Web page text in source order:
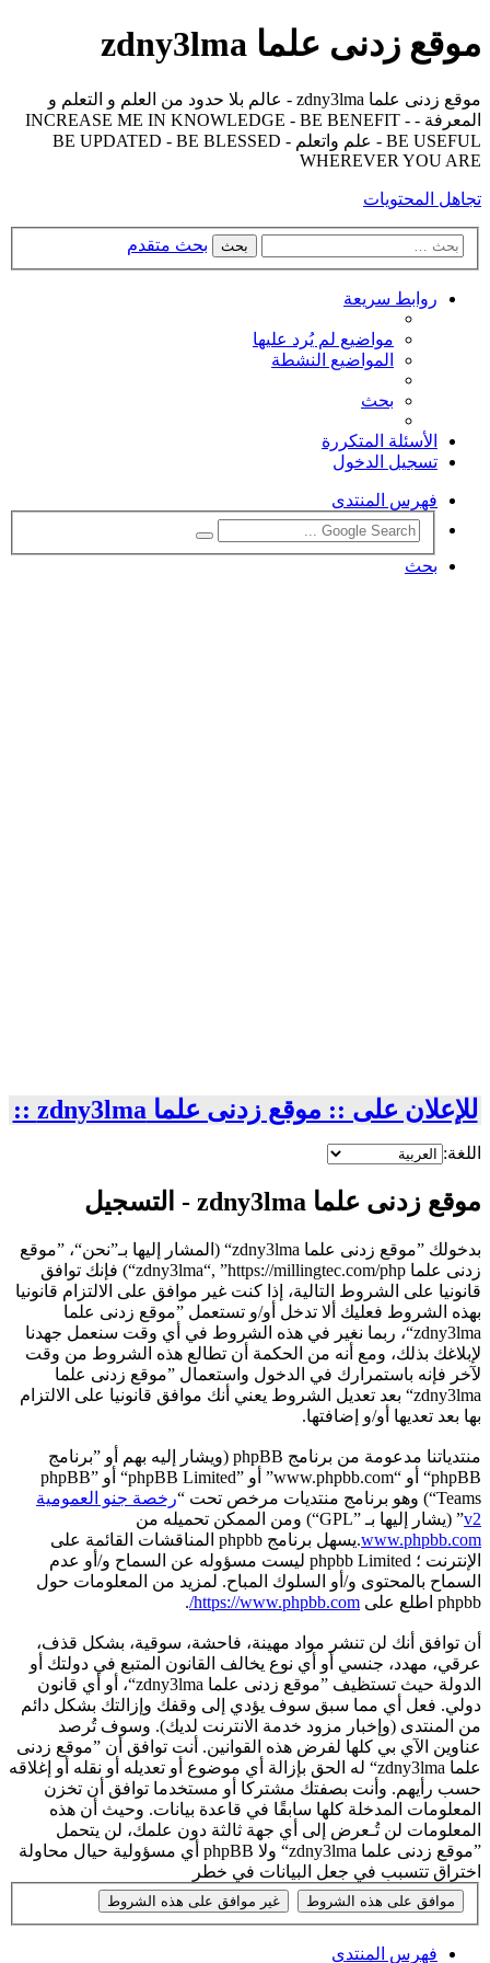
موقع زدنى علما zdny3lma
موقع زدنى علما zdny3lma - عالم بلا حدود من العلم و التعلم و
المعرفة - INCREASE ME IN KNOWLEDGE - BE BENEFIT -
BE USEFUL - علم واتعلم - BE UPDATED - BE BLESSED
WHEREVER YOU ARE
تجاهل المحتويات
بحث بحث متقدم
روابط سريعة
مواضيع لم يُرد عليها
المواضيع النشطة
بحث
الأسئلة المتكررة
تسجيل الدخول
فهرس المنتدى
بحث
للإعلان على :: موقع زدنى علما zdny3lma ::
اللغة:
موقع زدنى علما zdny3lma - التسجيل
بدخولك ”موقع زدنى علما zdny3lma“ (المشار إليها بـ”نحن“، ”موقع
زدنى علما zdny3lma“, ”https://millingtec.com/php“) فإنك توافق
قانونيا على الشروط التالية، إذا كنت غير موافق على الالتزام قانونيا
بهذه الشروط فعليك ألا تدخل أو/و تستعمل ”موقع زدنى علما
zdny3lma“، ربما نغير في هذه الشروط في أي وقت سنعمل جهدنا
لإبلاغك بذلك، ومع أنه من الحكمة أن تطالع هذه الشروط من وقت
لآخر فإنه باستمرارك في الدخول واستعمال ”موقع زدنى علما
zdny3lma“ بعد تعديل الشروط يعني أنك موافق قانونيا على الالتزام
بها بعد تعديها أو/و إضافتها.
منتدياتنا مدعومة من برنامج phpBB (ويشار إليه بهم أو ”برنامج
phpBB“ أو “www.phpbb.com” أو ”phpBB Limited“ أو ”phpBB
Teams“) وهو برنامج منتديات مرخص تحت “
رخصة جنو العمومية
v2” (يشار إليها بـ ”GPL“) ومن الممكن تحميله من
www.phpbb.com
.يسهل برنامج phpbb المناقشات القائمة على
الإنترنت ؛ phpbb Limited ليست مسؤوله عن السماح و/أو عدم
السماح بالمحتوى و/أو السلوك المباح. لمزيد من المعلومات حول
phpbb اطلع على
https://www.phpbb.com/
.
أن توافق أنك لن تنشر مواد مهينة، فاحشة، سوقية، بشكل قذف،
عرقي، مهدد، جنسي أو أي نوع يخالف القانون المتبع في دولتك أو
الدولة حيث تستظيف ”موقع زدنى علما zdny3lma“، أو أي قانون
دولي. فعل أي مما سبق سوف يؤدي إلى وقفك وإزالتك بشكل دائم
من المنتدى (وإخبار مزود خدمة الانترنت لديك). وسوف تُرصد
عناوين الآي بي كلها لفرض هذه القوانين. أنت توافق أن ”موقع زدنى
علما zdny3lma“ له الحق بإزالة أي موضوع أو تعديله أو نقله أو إغلاقه
حسب رأيهم. وأنت بصفتك مشتركا أو مستخدما توافق أن تخزن
المعلومات المدخلة كلها سابقًا في قاعدة بيانات. وحيث أن هذه
المعلومات لن تُـعرض إلى أي جهة ثالثة دون علمك، لن يتحمل
”موقع زدنى علما zdny3lma“ ولا phpBB أي مسؤولية حيال محاولة
اختراق تتسبب في جعل البيانات في خطر
فهرس المنتدى